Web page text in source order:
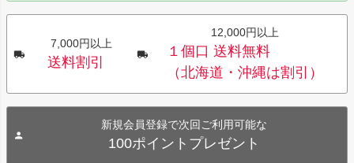
7,000円以上
送料割引
12,000円以上
１個口 送料無料
（北海道・沖縄は割引）
新規会員登録で次回ご利用可能な
100ポイントプレゼント